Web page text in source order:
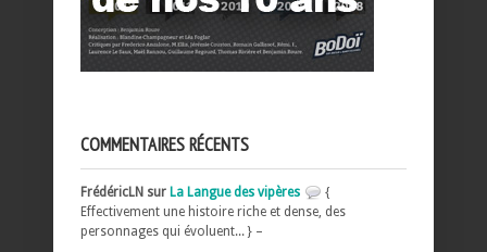
COMMENTAIRES RÉCENTS
FrédéricLN sur La Langue des vipères
{
Effectivement une histoire riche et dense, des
personnages qui évoluent... } –